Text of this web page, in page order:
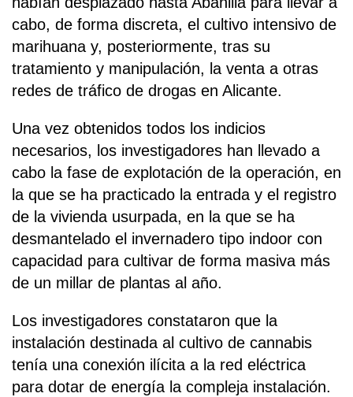
cabo, de forma discreta, el cultivo intensivo de
marihuana y, posteriormente, tras su
tratamiento y manipulación, la venta a otras
redes de tráfico de drogas en Alicante.
Una vez obtenidos todos los indicios
necesarios, los investigadores han llevado a
cabo la fase de explotación de la operación, en
la que se ha practicado la entrada y el registro
de la vivienda usurpada, en la que se ha
desmantelado el invernadero tipo indoor con
capacidad para cultivar de forma masiva más
de un millar de plantas al año.
Los investigadores constataron que la
instalación destinada al cultivo de cannabis
tenía una conexión ilícita a la red eléctrica
para dotar de energía la compleja instalación.